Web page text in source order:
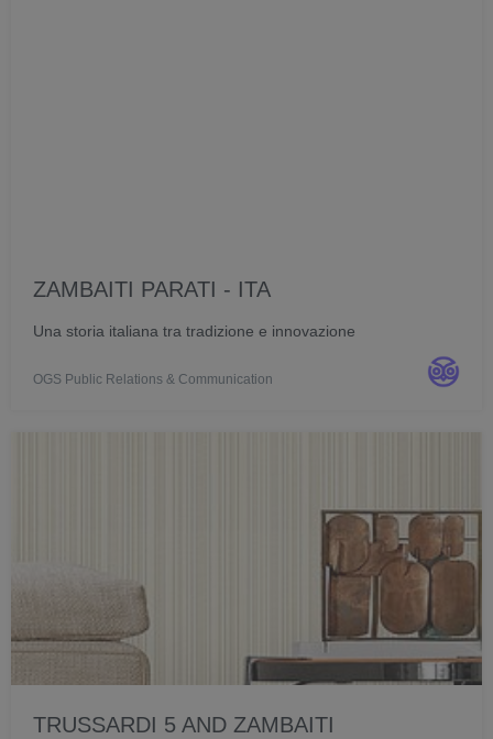
ZAMBAITI PARATI - ITA
Una storia italiana tra tradizione e innovazione
OGS Public Relations & Communication
TRUSSARDI 5 AND ZAMBAITI